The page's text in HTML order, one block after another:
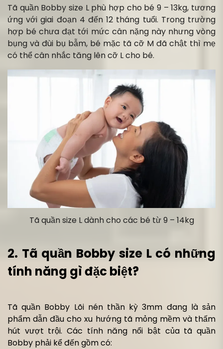
Tã quần Bobby size L phù hợp cho bé 9 – 13kg, tương
ứng với giai đoạn 4 đến 12 tháng tuổi. Trong trường
hợp bé chưa đạt tới mức cân nặng này nhưng vòng
bụng và đùi bụ bẫm, bé mặc tã cỡ M đã chật thì mẹ
có thể cân nhắc tăng lên cỡ L cho bé.
Tã quần size L dành cho các bé từ 9 – 14kg
2. Tã quần Bobby size L có những
tính năng gì đặc biệt?
Tã quần Bobby Lõi nén thần kỳ 3mm đang là sản
phẩm dẫn đầu cho xu hướng tã mỏng mềm và thấm
hút vượt trội. Các tính năng nổi bật của tã quần
Bobby phải kể đến gồm có: